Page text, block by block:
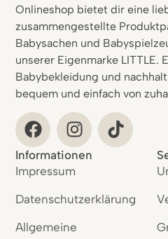
Onlineshop bietet dir eine
zusammengestellte
Babysachen und
unserer Eigenmarke LITTLE.
Babybekleidung und
bequem und einfach von
Informationen
Impressum
Datenschutzerklärung
Allgemeine